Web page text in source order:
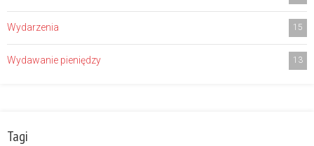
Wydarzenia 15
Wydawanie pieniędzy 13
Tagi